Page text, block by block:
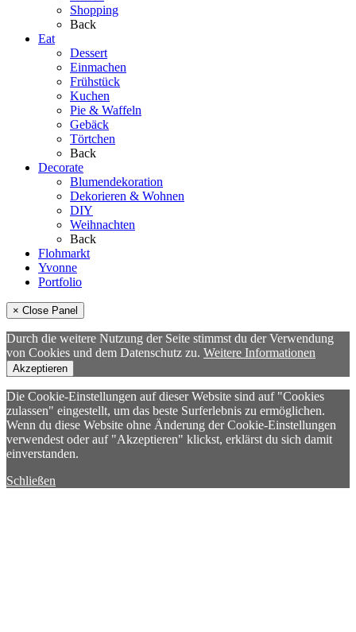
Shopping
Back
Eat
Dessert
Einmachen
Frühstück
Kuchen
Pie & Waffeln
Gebäck
Törtchen
Back
Decorate
Blumendekoration
Dekorieren & Wohnen
DIY
Weihnachten
Back
Flohmarkt
Yvonne
Portfolio
× Close Panel
Durch die weitere Nutzung der Seite stimmst du der Verwendung
von Cookies und dem Datenschutz zu. Weitere Informationen
Akzeptieren
Die Cookie-Einstellungen auf dieser Website sind auf "Cookies
zulassen" eingestellt, um das beste Surferlebnis zu ermöglichen.
Wenn du diese Website ohne Änderung der Cookie-Einstellungen
verwendest oder auf "Akzeptieren" klickst, erklärst du sich damit
einverstanden.
Schließen